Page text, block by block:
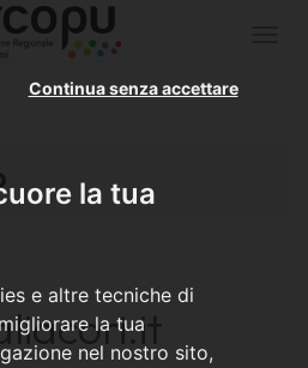
la tua
e altre tecniche di
la tua
nel nostro sito,
Continua senza accettare